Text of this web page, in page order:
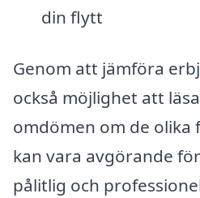
din flytt
Genom att jämföra
också möjlighet att
omdömen om de olika
kan vara avgörande
pålitlig och